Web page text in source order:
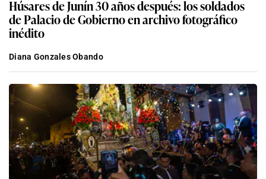
Húsares de Junín 30 años después: los soldados
de Palacio de Gobierno en archivo fotográfico
inédito
Diana Gonzales Obando